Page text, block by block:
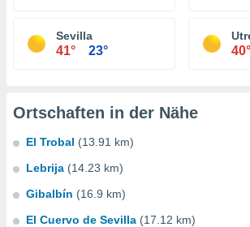
Sevilla
41° 23° 40°
Ortschaften in der Nähe
El Trobal (13.91 km)
Lebrija (14.23 km)
Gibalbín (16.9 km)
El Cuervo de Sevilla (17.12 km)